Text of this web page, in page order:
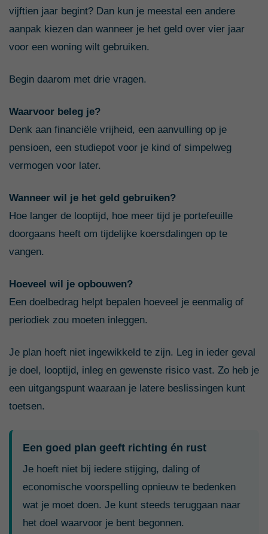
vijftien jaar begint? Dan kun je meestal een andere
aanpak kiezen dan wanneer je het geld over vier jaar
voor een woning wilt gebruiken.
Begin daarom met drie vragen.
Waarvoor beleg je?
Denk aan financiële vrijheid, een aanvulling op je
pensioen, een studiepot voor je kind of simpelweg
vermogen voor later.
Wanneer wil je het geld gebruiken?
Hoe langer de looptijd, hoe meer tijd je portefeuille
doorgaans heeft om tijdelijke koersdalingen op te
vangen.
Hoeveel wil je opbouwen?
Een doelbedrag helpt bepalen hoeveel je eenmalig of
periodiek zou moeten inleggen.
Je plan hoeft niet ingewikkeld te zijn. Leg in ieder geval
je doel, looptijd, inleg en gewenste risico vast. Zo heb je
een uitgangspunt waaraan je latere beslissingen kunt
toetsen.
Een goed plan geeft richting én rust
Je hoeft niet bij iedere stijging, daling of
economische voorspelling opnieuw te bedenken
wat je moet doen. Je kunt steeds teruggaan naar
het doel waarvoor je bent begonnen.